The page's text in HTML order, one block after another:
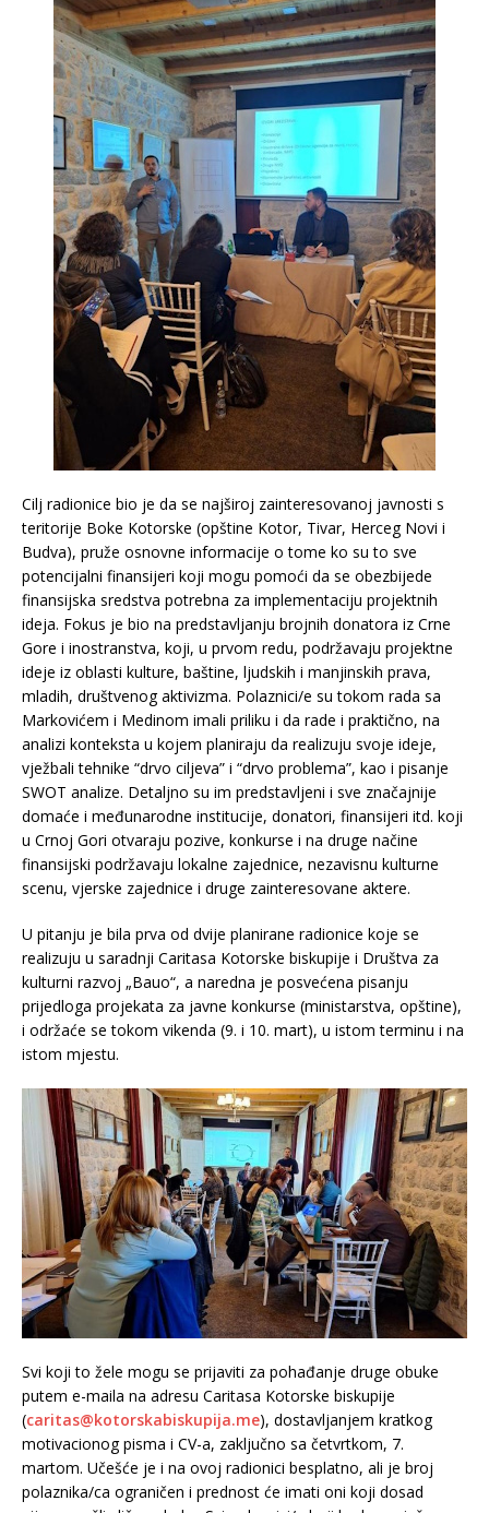
Cilj radionice bio je da se najširoj zainteresovanoj javnosti s
teritorije Boke Kotorske (opštine Kotor, Tivar, Herceg Novi i
Budva), pruže osnovne informacije o tome ko su to sve
potencijalni finansijeri koji mogu pomoći da se obezbijede
finansijska sredstva potrebna za implementaciju projektnih
ideja. Fokus je bio na predstavljanju brojnih donatora iz Crne
Gore i inostranstva, koji, u prvom redu, podržavaju projektne
ideje iz oblasti kulture, baštine, ljudskih i manjinskih prava,
mladih, društvenog aktivizma. Polaznici/e su tokom rada sa
Markovićem i Medinom imali priliku i da rade i praktično, na
analizi konteksta u kojem planiraju da realizuju svoje ideje,
vježbali tehnike “drvo ciljeva” i “drvo problema”, kao i pisanje
SWOT analize. Detaljno su im predstavljeni i sve značajnije
domaće i međunarodne institucije, donatori, finansijeri itd. koji
u Crnoj Gori otvaraju pozive, konkurse i na druge načine
finansijski podržavaju lokalne zajednice, nezavisnu kulturne
scenu, vjerske zajednice i druge zainteresovane aktere.
U pitanju je bila prva od dvije planirane radionice koje se
realizuju u saradnji Caritasa Kotorske biskupije i Društva za
kulturni razvoj „Bauo“, a naredna je posvećena pisanju
prijedloga projekata za javne konkurse (ministarstva, opštine),
i održaće se tokom vikenda (9. i 10. mart), u istom terminu i na
istom mjestu.
Svi koji to žele mogu se prijaviti za pohađanje druge obuke
putem e-maila na adresu Caritasa Kotorske biskupije
(caritas@kotorskabiskupija.me), dostavljanjem kratkog
motivacionog pisma i CV-a, zaključno sa četvrtkom, 7.
martom. Učešće je i na ovoj radionici besplatno, ali je broj
polaznika/ca ograničen i prednost će imati oni koji dosad